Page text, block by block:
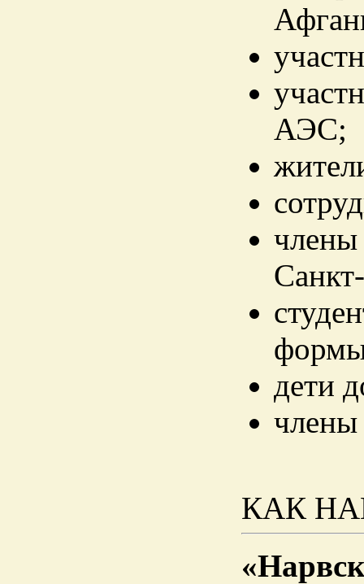
АЭС;
члены
дети
члены
КАК